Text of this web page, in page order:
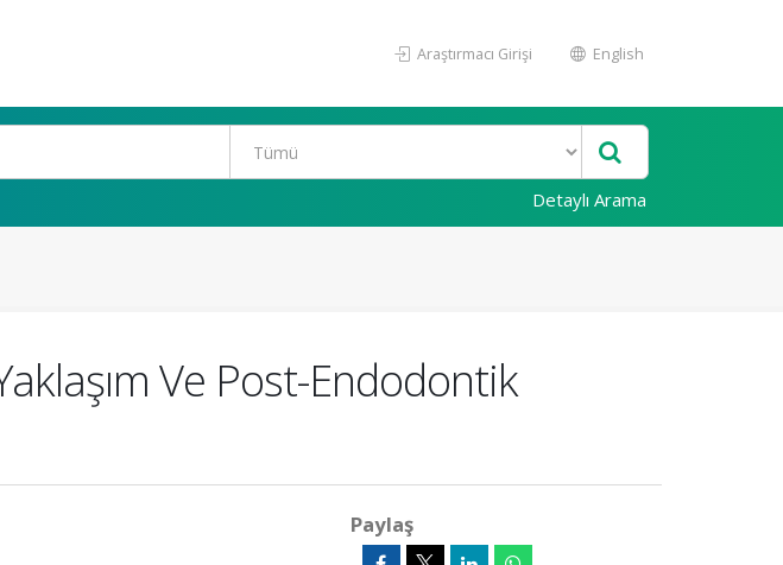
Araştırmacı Girişi English
Detaylı Arama
Ve Post-Endodontik
Paylaş